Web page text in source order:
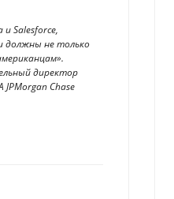
Salesforce,
должны не только
директор
Chase